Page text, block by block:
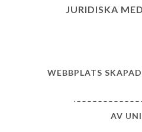
JURIDISKA
WEBBPLATS
AV